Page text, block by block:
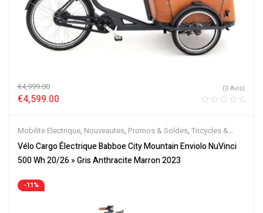
€4,999.00
€4,599.00
(0 Avis)
Mobilite Electrique, Nouveautes, Promos & Soldes, Tricycles &
Cargos,Vélo électrique ville,Velos Electriques
Vélo Cargo Électrique Babboe City Mountain Enviolo NuVinci
500 Wh 20/26 » Gris Anthracite Marron 2023
-11%